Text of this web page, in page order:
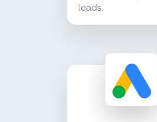
leads.
google ads conecta
advertising